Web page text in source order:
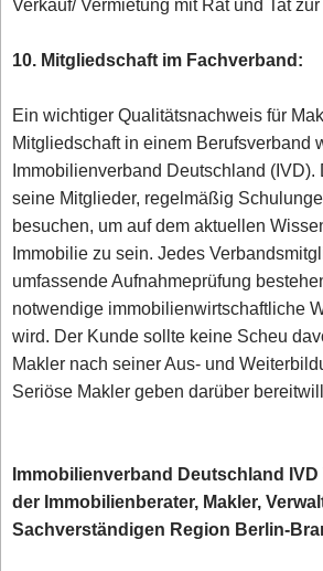
10. Mitgliedschaft im Fachverband:
Ein wichtiger Qualitätsnachweis für
Mitgliedschaft in einem Berufsverband
Immobilienverband Deutschland (IVD).
seine Mitglieder, regelmäßig
besuchen, um auf dem aktuellen
Immobilie zu sein. Jedes
umfassende Aufnahmeprüfung
notwendige immobilienwirtschaftliche
wird. Der Kunde sollte keine Scheu
Makler nach seiner Aus- und
Seriöse Makler geben darüber
Immobilienverband Deutschland IVD
der Immobilienberater, Makler,
Sachverständigen Region Berlin-